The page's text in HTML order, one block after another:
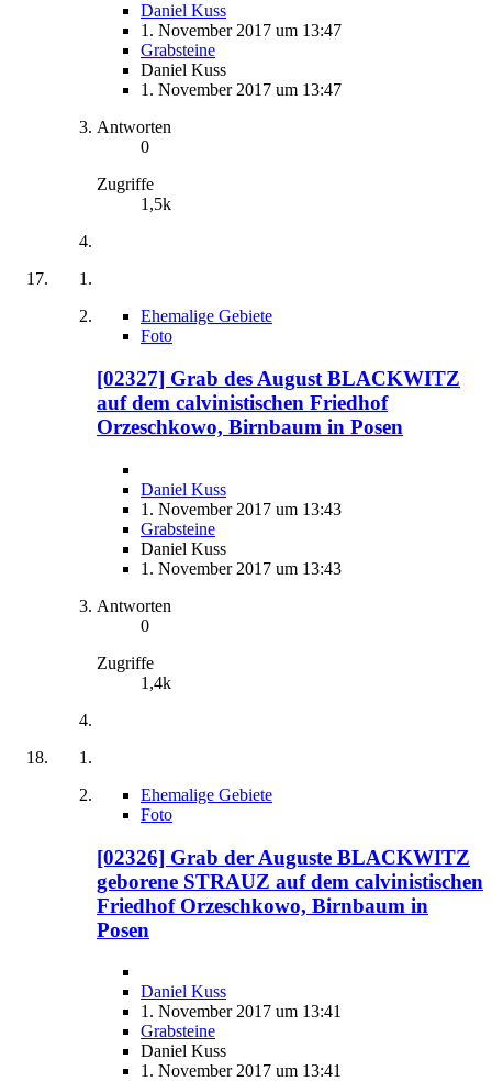
Daniel Kuss
1. November 2017 um 13:47
Grabsteine
Daniel Kuss
1. November 2017 um 13:47
Antworten
0
Zugriffe
1,5k
Ehemalige Gebiete
Foto
[02327] Grab des August BLACKWITZ
auf dem calvinistischen Friedhof
Orzeschkowo, Birnbaum in Posen
Daniel Kuss
1. November 2017 um 13:43
Grabsteine
Daniel Kuss
1. November 2017 um 13:43
Antworten
0
Zugriffe
1,4k
Ehemalige Gebiete
Foto
[02326] Grab der Auguste BLACKWITZ
geborene STRAUZ auf dem calvinistischen
Friedhof Orzeschkowo, Birnbaum in
Posen
Daniel Kuss
1. November 2017 um 13:41
Grabsteine
Daniel Kuss
1. November 2017 um 13:41